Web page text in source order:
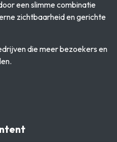
een slimme combinatie
zichtbaarheid en gerichte
die meer bezoekers en